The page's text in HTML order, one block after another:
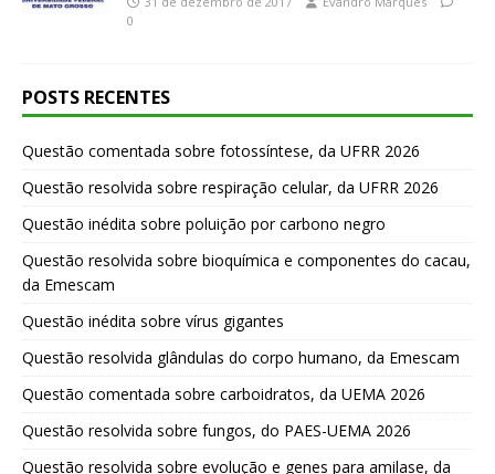
0
POSTS RECENTES
Questão comentada sobre fotossíntese, da UFRR 2026
Questão resolvida sobre respiração celular, da UFRR 2026
Questão inédita sobre poluição por carbono negro
Questão resolvida sobre bioquímica e componentes do cacau,
da Emescam
Questão inédita sobre vírus gigantes
Questão resolvida glândulas do corpo humano, da Emescam
Questão comentada sobre carboidratos, da UEMA 2026
Questão resolvida sobre fungos, do PAES-UEMA 2026
Questão resolvida sobre evolução e genes para amilase, da